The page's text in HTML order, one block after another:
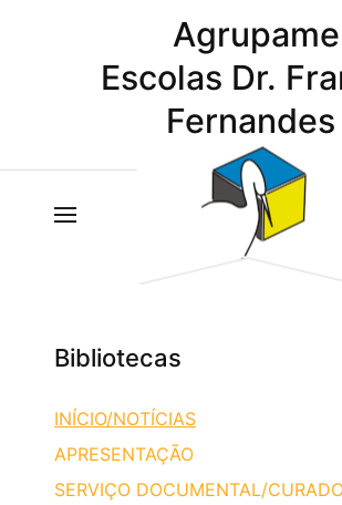
Escolas Dr.
Bibliotecas
INÍCIO/NOTÍCIAS
APRESENTAÇÃO
SERVIÇO DOCUMENTAL/